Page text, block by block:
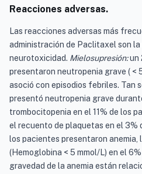
Reacciones adversas.
Las reacciones adversas más
administración de Paclitaxel son la
neurotoxicidad. Mielosupresión:un
presentaron neutropenia grave ( <
asoció con episodios febriles. Tan
presentó neutropenia grave
trombocitopenia en el 11% de los
el recuento de plaquetas en el 3%
los pacientes presentaron anemia,
(Hemoglobina < 5 mmol/L) en el
gravedad de la anemia están